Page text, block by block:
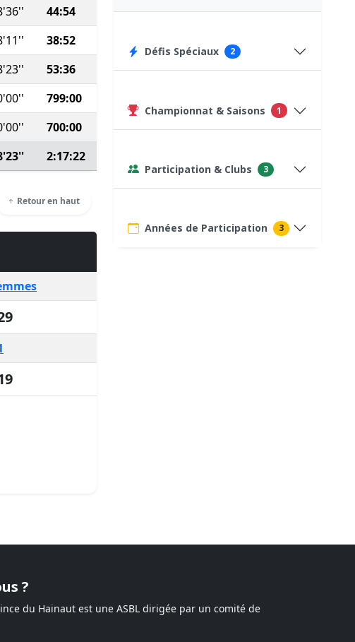
44:54
283
38:52
53:36
320
799:00
700:00 (Course type P)
2:17:22
Retour en haut
Défis Spéciaux 2
Championnat & Saisons 1
Participation & Clubs 3
Années de Participation 3
?
du Hainaut est une ASBL dirigée par un comité de